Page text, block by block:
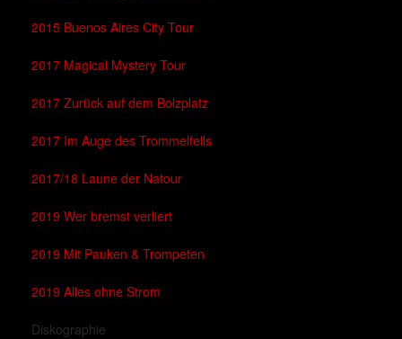
2015 Buenos Aires City Tour
2017 Magical Mystery Tour
2017 Zurück auf dem Bolzplatz
2017 Im Auge des Trommelfells
2017/18 Laune der Natour
2019 Wer bremst verliert
2019 Mit Pauken & Trompeten
2019 Alles ohne Strom
Diskographie